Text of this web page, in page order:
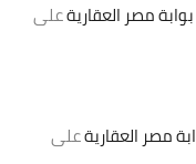
على
مصر العقاريةعلى